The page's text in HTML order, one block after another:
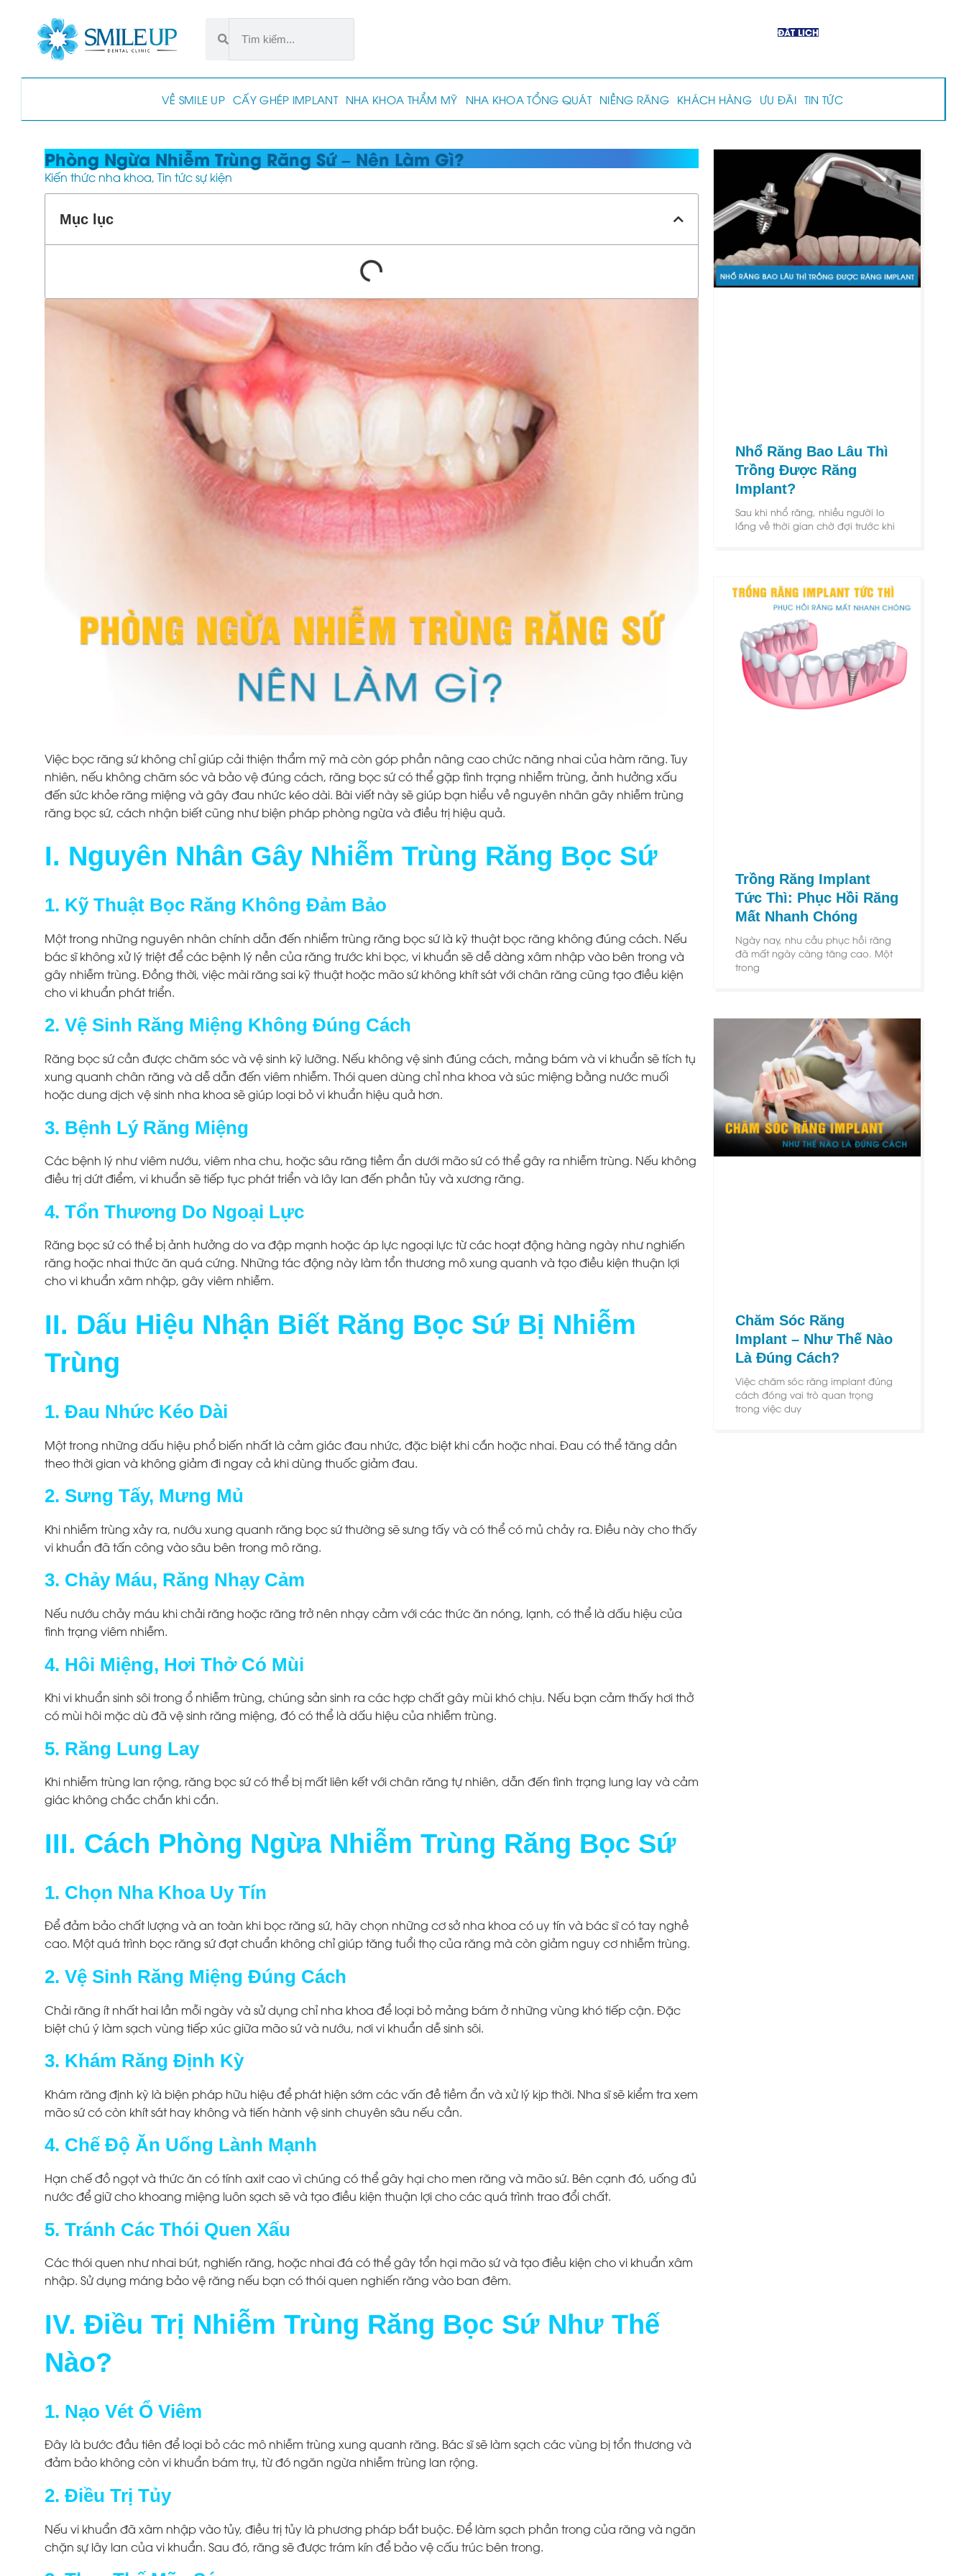
ĐẶT LỊCH
VỀ SMILE UP CẤY GHÉP IMPLANT NHA KHOA THẨM MỸ NHA KHOA TỔNG QUÁT NIỀNG RĂNG KHÁCH HÀNG ƯU ĐÃI TIN TỨC
Phòng Ngừa Nhiễm Trùng Răng Sứ – Nên Làm Gì?
Kiến thức nha khoa, Tin tức sự kiện
Mục lục
Việc bọc răng sứ không chỉ giúp cải thiện thẩm mỹ mà còn góp phần nâng cao chức năng nhai của hàm răng. Tuy
nhiên, nếu không chăm sóc và bảo vệ đúng cách, răng bọc sứ có thể gặp tình trạng nhiễm trùng, ảnh hưởng xấu
đến sức khỏe răng miệng và gây đau nhức kéo dài. Bài viết này sẽ giúp bạn hiểu về nguyên nhân gây nhiễm trùng
răng bọc sứ, cách nhận biết cũng như biện pháp phòng ngừa và điều trị hiệu quả.
I. Nguyên Nhân Gây Nhiễm Trùng Răng Bọc Sứ
1. Kỹ Thuật Bọc Răng Không Đảm Bảo
Một trong những nguyên nhân chính dẫn đến nhiễm trùng răng bọc sứ là kỹ thuật bọc răng không đúng cách. Nếu
bác sĩ không xử lý triệt để các bệnh lý nền của răng trước khi bọc, vi khuẩn sẽ dễ dàng xâm nhập vào bên trong và
gây nhiễm trùng. Đồng thời, việc mài răng sai kỹ thuật hoặc mão sứ không khít sát với chân răng cũng tạo điều kiện
cho vi khuẩn phát triển.
2. Vệ Sinh Răng Miệng Không Đúng Cách
Răng bọc sứ cần được chăm sóc và vệ sinh kỹ lưỡng. Nếu không vệ sinh đúng cách, mảng bám và vi khuẩn sẽ tích tụ
xung quanh chân răng và dễ dẫn đến viêm nhiễm. Thói quen dùng chỉ nha khoa và súc miệng bằng nước muối
hoặc dung dịch vệ sinh nha khoa sẽ giúp loại bỏ vi khuẩn hiệu quả hơn.
3. Bệnh Lý Răng Miệng
Các bệnh lý như viêm nướu, viêm nha chu, hoặc sâu răng tiềm ẩn dưới mão sứ có thể gây ra nhiễm trùng. Nếu không
điều trị dứt điểm, vi khuẩn sẽ tiếp tục phát triển và lây lan đến phần tủy và xương răng.
4. Tổn Thương Do Ngoại Lực
Răng bọc sứ có thể bị ảnh hưởng do va đập mạnh hoặc áp lực ngoại lực từ các hoạt động hàng ngày như nghiến
răng hoặc nhai thức ăn quá cứng. Những tác động này làm tổn thương mô xung quanh và tạo điều kiện thuận lợi
cho vi khuẩn xâm nhập, gây viêm nhiễm.
II. Dấu Hiệu Nhận Biết Răng Bọc Sứ Bị Nhiễm
Trùng
1. Đau Nhức Kéo Dài
Một trong những dấu hiệu phổ biến nhất là cảm giác đau nhức, đặc biệt khi cắn hoặc nhai. Đau có thể tăng dần
theo thời gian và không giảm đi ngay cả khi dùng thuốc giảm đau.
2. Sưng Tấy, Mưng Mủ
Khi nhiễm trùng xảy ra, nướu xung quanh răng bọc sứ thường sẽ sưng tấy và có thể có mủ chảy ra. Điều này cho thấy
vi khuẩn đã tấn công vào sâu bên trong mô răng.
3. Chảy Máu, Răng Nhạy Cảm
Nếu nướu chảy máu khi chải răng hoặc răng trở nên nhạy cảm với các thức ăn nóng, lạnh, có thể là dấu hiệu của
tình trạng viêm nhiễm.
4. Hôi Miệng, Hơi Thở Có Mùi
Khi vi khuẩn sinh sôi trong ổ nhiễm trùng, chúng sản sinh ra các hợp chất gây mùi khó chịu. Nếu bạn cảm thấy hơi thở
có mùi hôi mặc dù đã vệ sinh răng miệng, đó có thể là dấu hiệu của nhiễm trùng.
5. Răng Lung Lay
Khi nhiễm trùng lan rộng, răng bọc sứ có thể bị mất liên kết với chân răng tự nhiên, dẫn đến tình trạng lung lay và cảm
giác không chắc chắn khi cắn.
III. Cách Phòng Ngừa Nhiễm Trùng Răng Bọc Sứ
1. Chọn Nha Khoa Uy Tín
Để đảm bảo chất lượng và an toàn khi bọc răng sứ, hãy chọn những cơ sở nha khoa có uy tín và bác sĩ có tay nghề
cao. Một quá trình bọc răng sứ đạt chuẩn không chỉ giúp tăng tuổi thọ của răng mà còn giảm nguy cơ nhiễm trùng.
2. Vệ Sinh Răng Miệng Đúng Cách
Chải răng ít nhất hai lần mỗi ngày và sử dụng chỉ nha khoa để loại bỏ mảng bám ở những vùng khó tiếp cận. Đặc
biệt chú ý làm sạch vùng tiếp xúc giữa mão sứ và nướu, nơi vi khuẩn dễ sinh sôi.
3. Khám Răng Định Kỳ
Khám răng định kỳ là biện pháp hữu hiệu để phát hiện sớm các vấn đề tiềm ẩn và xử lý kịp thời. Nha sĩ sẽ kiểm tra xem
mão sứ có còn khít sát hay không và tiến hành vệ sinh chuyên sâu nếu cần.
4. Chế Độ Ăn Uống Lành Mạnh
Hạn chế đồ ngọt và thức ăn có tính axit cao vì chúng có thể gây hại cho men răng và mão sứ. Bên cạnh đó, uống đủ
nước để giữ cho khoang miệng luôn sạch sẽ và tạo điều kiện thuận lợi cho các quá trình trao đổi chất.
5. Tránh Các Thói Quen Xấu
Các thói quen như nhai bút, nghiến răng, hoặc nhai đá có thể gây tổn hại mão sứ và tạo điều kiện cho vi khuẩn xâm
nhập. Sử dụng máng bảo vệ răng nếu bạn có thói quen nghiến răng vào ban đêm.
IV. Điều Trị Nhiễm Trùng Răng Bọc Sứ Như Thế
Nào?
1. Nạo Vét Ổ Viêm
Đây là bước đầu tiên để loại bỏ các mô nhiễm trùng xung quanh răng. Bác sĩ sẽ làm sạch các vùng bị tổn thương và
đảm bảo không còn vi khuẩn bám trụ, từ đó ngăn ngừa nhiễm trùng lan rộng.
2. Điều Trị Tủy
Nếu vi khuẩn đã xâm nhập vào tủy, điều trị tủy là phương pháp bắt buộc. Để làm sạch phần trong của răng và ngăn
chặn sự lây lan của vi khuẩn. Sau đó, răng sẽ được trám kín để bảo vệ cấu trúc bên trong.
Nhổ Răng Bao Lâu Thì
Trồng Được Răng
Implant?
Sau khi nhổ răng, nhiều người lo
lắng về thời gian chờ đợi trước khi
Trồng Răng Implant
Tức Thì: Phục Hồi Răng
Mất Nhanh Chóng
Ngày nay, nhu cầu phục hồi răng
đã mất ngày càng tăng cao. Một
trong
Chăm Sóc Răng
Implant – Như Thế Nào
Là Đúng Cách?
Việc chăm sóc răng implant đúng
cách đóng vai trò quan trọng
trong việc duy